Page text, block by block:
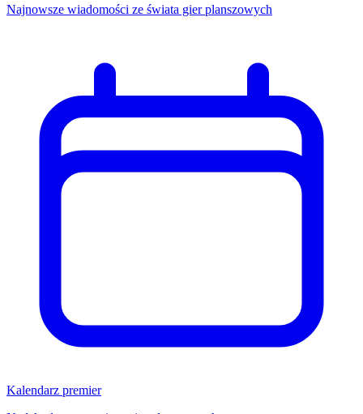
Najnowsze wiadomości ze świata gier planszowych
Kalendarz premier